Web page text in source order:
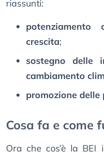
riassunti:
potenziamento
crescita;
sostegno delle
cambiamento
promozione delle
Cosa fa e come
Ora che cos’è la